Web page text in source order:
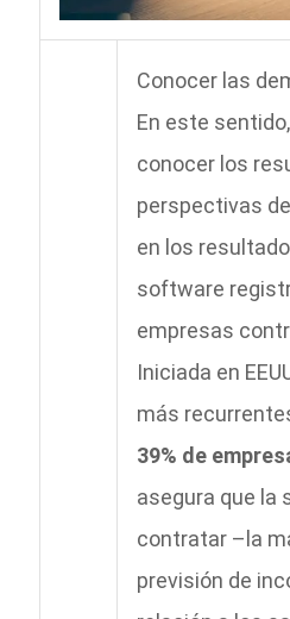
Conocer las
En este
conocer los
perspectivas
en los
software
empresas
Iniciada en
más
39% de
asegura que la
contratar –la
previsión de